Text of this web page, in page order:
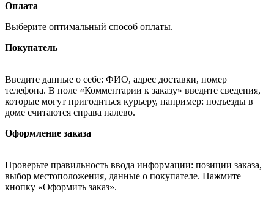
Оплата
Выберите оптимальный способ оплаты.
Покупатель
Введите данные о себе: ФИО, адрес доставки, номер
телефона. В поле «Комментарии к заказу» введите сведения,
которые могут пригодиться курьеру, например: подъезды в
доме считаются справа налево.
Оформление заказа
Проверьте правильность ввода информации: позиции заказа,
выбор местоположения, данные о покупателе. Нажмите
кнопку «Оформить заказ».